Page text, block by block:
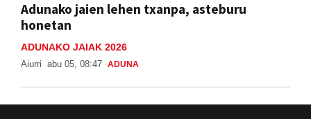
Adunako jaien lehen txanpa, asteburu
honetan
ADUNAKO JAIAK 2026
Aiurri abu 05, 08:47 ADUNA